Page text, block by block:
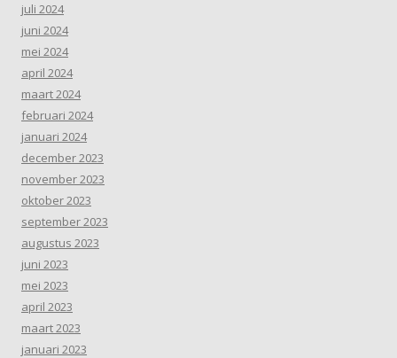
juli 2024
juni 2024
mei 2024
april 2024
maart 2024
februari 2024
januari 2024
december 2023
november 2023
oktober 2023
september 2023
augustus 2023
juni 2023
mei 2023
april 2023
maart 2023
januari 2023